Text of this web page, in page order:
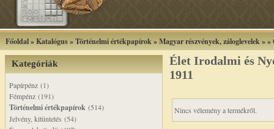
Főoldal»Katalógus»Történelmi értékpapírok»Magyar részvények, záloglevelek»»
Kategóriák
Papírpénz (1)
Fémpénz (191)
Történelmi értékpapírok (514)
Jelvény, kitüntetés (54)
Élet Irodalmi és
1911
Nincs vélemény a termékről.